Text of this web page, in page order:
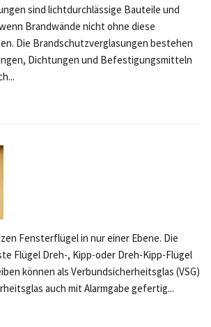
sind lichtdurchlässige Bauteile und
Brandwände nicht ohne diese
Die Brandschutzverglasungen bestehen
Dichtungen und Befestigungsmitteln
Fensterflügel in nur einer Ebene. Die
Flügel Dreh-, Kipp-oder Dreh-Kipp-Flügel
können als Verbundsicherheitsglas (VSG)
auch mit Alarmgabe gefertig...